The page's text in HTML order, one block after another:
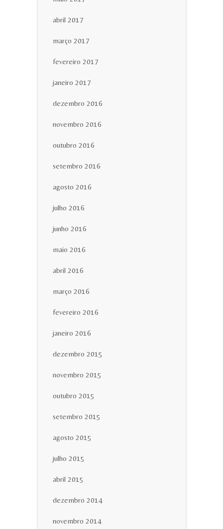
abril 2017
março 2017
fevereiro 2017
janeiro 2017
dezembro 2016
novembro 2016
outubro 2016
setembro 2016
agosto 2016
julho 2016
junho 2016
maio 2016
abril 2016
março 2016
fevereiro 2016
janeiro 2016
dezembro 2015
novembro 2015
outubro 2015
setembro 2015
agosto 2015
julho 2015
abril 2015
dezembro 2014
novembro 2014